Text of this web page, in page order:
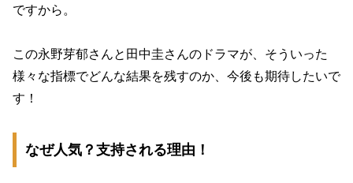
ですから。
この永野芽郁さんと田中圭さんのドラマが、そういった
様々な指標でどんな結果を残すのか、今後も期待したいで
す！
なぜ人気？支持される理由！